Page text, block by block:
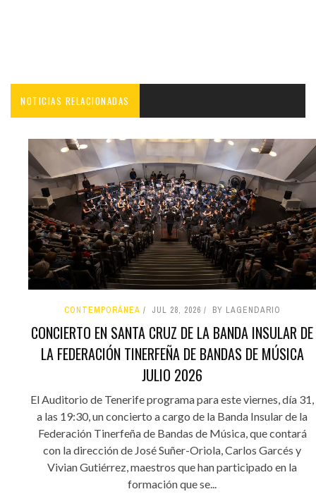
NOTICIAS RELACIONADAS
CONTEMPORÁNEA JUL 28, 2026 BY LAGENDARIO
CONCIERTO EN SANTA CRUZ DE LA BANDA INSULAR DE
LA FEDERACIÓN TINERFEÑA DE BANDAS DE MÚSICA
JULIO 2026
El Auditorio de Tenerife programa para este viernes, día 31,
a las 19:30, un concierto a cargo de la Banda Insular de la
Federación Tinerfeña de Bandas de Música, que contará
con la dirección de José Suñer-Oriola, Carlos Garcés y
Vivian Gutiérrez, maestros que han participado en la
formación que se...